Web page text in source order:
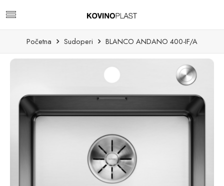
Početna Sudoperi BLANCO ANDANO 400-IF/A